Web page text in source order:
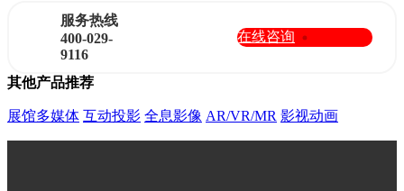
服务热线
400-029-
9116
在线咨询
其他产品推荐
展馆多媒体 互动投影 全息影像 AR/VR/MR 影视动画